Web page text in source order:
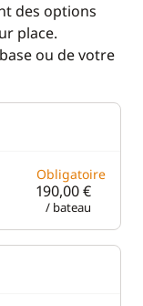
des options
place.
ou de votre
Obligatoire
190,00 €
/ bateau